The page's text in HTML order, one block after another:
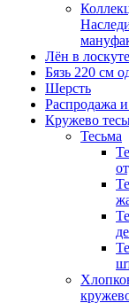
Лён в лоскуте
Бязь 220 см
Шерсть
Распродажа
Кружево
Тесьма